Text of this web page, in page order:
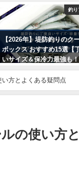
釣り
【2026年】堤防釣りのク
ボックス おすすめ15選【
いサイズ＆保冷力最強も
い方とよくある疑問点
の使い方